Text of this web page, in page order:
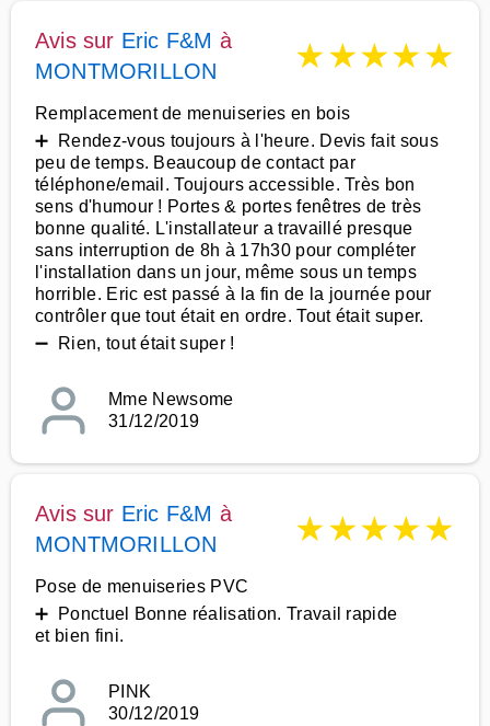
Avis sur Eric F&M à
MONTMORILLON
★★★★★
Remplacement de menuiseries en bois
➕ Rendez-vous toujours à l'heure. Devis fait sous
peu de temps. Beaucoup de contact par
téléphone/email. Toujours accessible. Très bon
sens d'humour ! Portes & portes fenêtres de très
bonne qualité. L'installateur a travaillé presque
sans interruption de 8h à 17h30 pour compléter
l'installation dans un jour, même sous un temps
horrible. Eric est passé à la fin de la journée pour
contrôler que tout était en ordre. Tout était super.
➖ Rien, tout était super !
Mme Newsome
31/12/2019
Avis sur Eric F&M à
MONTMORILLON
★★★★★
Pose de menuiseries PVC
➕ Ponctuel Bonne réalisation. Travail rapide
et bien fini.
PINK
30/12/2019